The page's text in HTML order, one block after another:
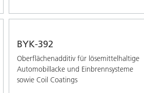
BYK-392
Oberflächenadditiv für lösemittelhaltige
Automobillacke und Einbrennsysteme
sowie Coil Coatings